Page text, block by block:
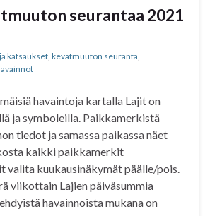
e
seurantaa 2021
katsaukset kevätmuuton seuranta
havaintoja kartalla Lajit on
ja symboleilla. Paikkamerkistä
tiedot ja samassa paikassa näet
kaikki paikkamerkit
valita kuukausinäkymät päälle/pois.
viikottain Lajien päiväsummia
havainnoista mukana on